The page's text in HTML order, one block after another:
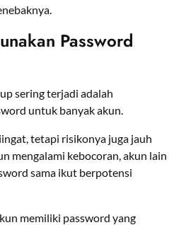
Password
sering terjadi adalah
untuk banyak akun.
tetapi risikonya juga jauh
mengalami kebocoran, akun lain
sama ikut berpotensi
memiliki password yang